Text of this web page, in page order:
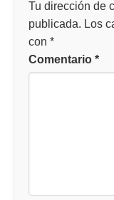
Tu dirección de
publicada. Los
con *
Comentario *